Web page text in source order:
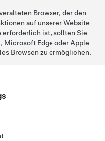
Browser, der den
auf unserer Website
erforderlich ist, sollten Sie
, Microsoft Edge oder Apple
Browsen zu ermöglichen.